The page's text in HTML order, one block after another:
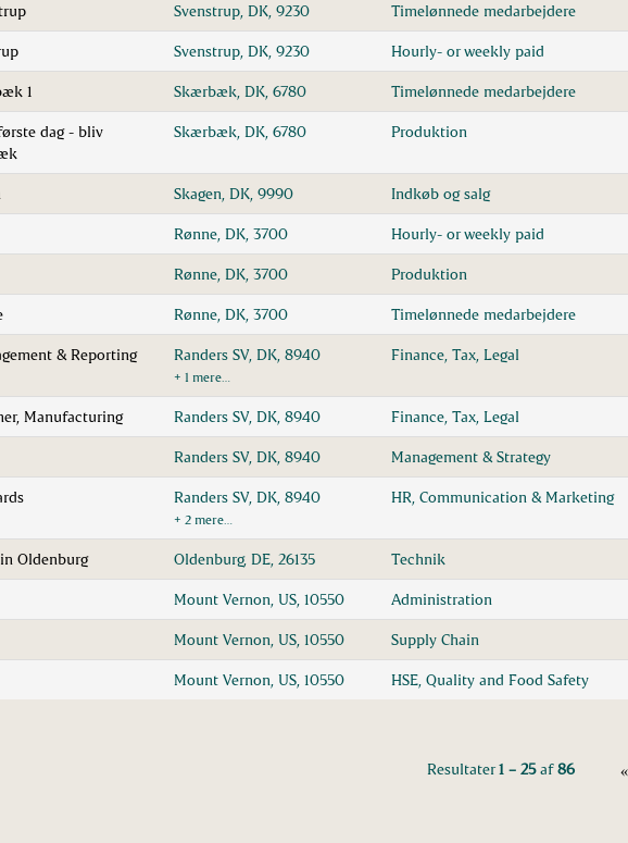
Svenstrup, DK, 9230 Timelønnede medarbejdere
Svenstrup, DK, 9230 Hourly- or weekly paid
1 Skærbæk, DK, 6780 Timelønnede medarbejdere
dag - bliv
Skærbæk, DK, 6780 Produktion
Skagen, DK, 9990 Indkøb og salg
Rønne, DK, 3700 Hourly- or weekly paid
Rønne, DK, 3700 Produktion
Rønne, DK, 3700 Timelønnede medarbejdere
& Reporting Randers SV, DK, 8940
+ 1 mere…
Finance, Tax, Legal
Manufacturing Randers SV, DK, 8940 Finance, Tax, Legal
Randers SV, DK, 8940 Management & Strategy
Randers SV, DK, 8940
+ 2 mere…
HR, Communication & Marketing
Oldenburg Oldenburg, DE, 26135 Technik
Mount Vernon, US, 10550 Administration
Mount Vernon, US, 10550 Supply Chain
Mount Vernon, US, 10550 HSE, Quality and Food Safety
Resultater1 – 25af86 «